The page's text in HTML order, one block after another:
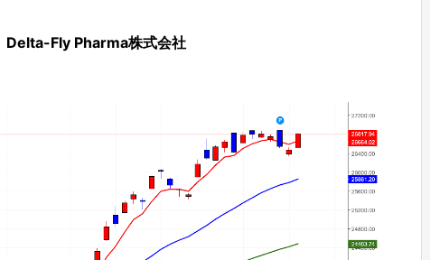
Delta-Fly Pharma株式会社